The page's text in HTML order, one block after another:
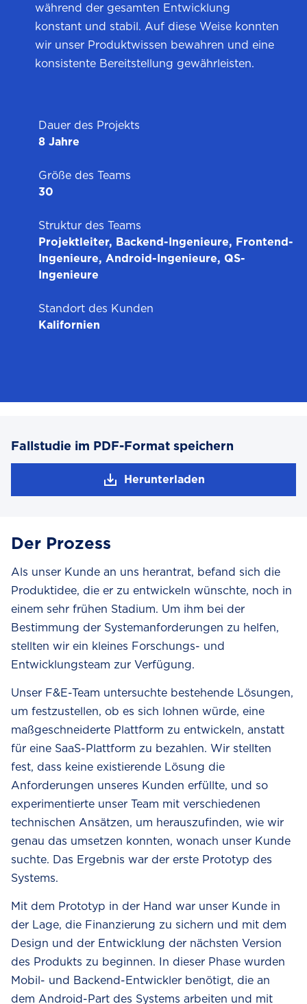
Dauer des Projekts
8 Jahre
Größe des Teams
30
Struktur des Teams
Projektleiter, Backend-Ingenieure, Frontend-
Ingenieure, Android-Ingenieure, QS-
Ingenieure
Standort des Kunden
Kalifornien
während der gesamten Entwicklung
konstant und stabil. Auf diese Weise konnten
wir unser Produktwissen bewahren und eine
konsistente Bereitstellung gewährleisten.
Der Prozess
Als unser Kunde an uns herantrat, befand sich die
Produktidee, die er zu entwickeln wünschte, noch in
einem sehr frühen Stadium. Um ihm bei der
Bestimmung der Systemanforderungen zu helfen,
stellten wir ein kleines Forschungs- und
Entwicklungsteam zur Verfügung.
Unser F&E-Team untersuchte bestehende Lösungen,
um festzustellen, ob es sich lohnen würde, eine
maßgeschneiderte Plattform zu entwickeln, anstatt
für eine SaaS-Plattform zu bezahlen. Wir stellten
fest, dass keine existierende Lösung die
Anforderungen unseres Kunden erfüllte, und so
experimentierte unser Team mit verschiedenen
technischen Ansätzen, um herauszufinden, wie wir
genau das umsetzen konnten, wonach unser Kunde
suchte. Das Ergebnis war der erste Prototyp des
Systems.
Mit dem Prototyp in der Hand war unser Kunde in
der Lage, die Finanzierung zu sichern und mit dem
Design und der Entwicklung der nächsten Version
des Produkts zu beginnen. In dieser Phase wurden
Mobil- und Backend-Entwickler benötigt, die an
dem Android-Part des Systems arbeiten und mit
Fallstudie im PDF-Format speichern
Herunterladen